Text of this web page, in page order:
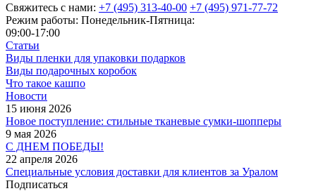
Свяжитесь с нами: +7 (495) 313-40-00 +7 (495) 971-77-72
Режим работы: Понедельник-Пятница:
09:00-17:00
Статьи
Виды пленки для упаковки подарков
Виды подарочных коробок
Что такое кашпо
Новости
15 июня 2026
Новое поступление: стильные тканевые сумки-шопперы
9 мая 2026
С ДНЕМ ПОБЕДЫ!
22 апреля 2026
Специальные условия доставки для клиентов за Уралом
Подписаться